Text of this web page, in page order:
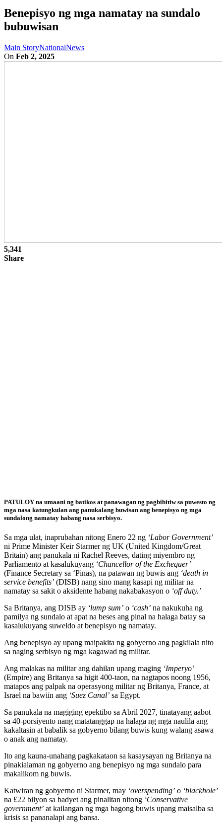
Benepisyo ng mga namatay na sundalo
bubuwisan
Main StoryNationalNews
On Feb 2, 2025
5,341
Share
PATULOY na umaani ng batikos at panawagan ng pagbibitiw sa puwesto ng
mga nasa katungkulan ang panukalang buwisan ang benepisyo ng mga
sundalong namatay habang nasa serbisyo.
Sa mga ulat, inaprubahan nitong Enero 22 ng ‘Labor Government’
ni Prime Minister Keir Starmer ng UK (United Kingdom/Great
Britain) ang panukala ni Rachel Reeves, dating miyembro ng
Parliamento at kasalukuyang ‘Chancellor of the Exchequer’
(Finance Secretary sa ‘Pinas), na patawan ng buwis ang ‘death in
service benefits’ (DISB) nang sino mang kasapi ng militar na
namatay sa sakit o aksidente habang nakabakasyon o ‘off duty.’
Sa Britanya, ang DISB ay ‘lump sum’ o ‘cash’ na nakukuha ng
pamilya ng sundalo at apat na beses ang pinal na halaga batay sa
kasalukuyang suweldo at benepisyo ng namatay.
Ang benepisyo ay upang maipakita ng gobyerno ang pagkilala nito
sa naging serbisyo ng mga kagawad ng militar.
Ang malakas na militar ang dahilan upang maging ‘Imperyo’
(Empire) ang Britanya sa higit 400-taon, na nagtapos noong 1956,
matapos ang palpak na operasyong militar ng Britanya, France, at
Israel na bawiin ang ‘Suez Canal’ sa Egypt.
Sa panukala na magiging epektibo sa Abril 2027, tinatayang aabot
sa 40-porsiyento nang matatanggap na halaga ng mga naulila ang
kakaltasin at babalik sa gobyerno bilang buwis kung walang asawa
o anak ang namatay.
Ito ang kauna-unahang pagkakataon sa kasaysayan ng Britanya na
pinakialaman ng gobyerno ang benepisyo ng mga sundalo para
makalikom ng buwis.
Katwiran ng gobyerno ni Starmer, may ‘overspending’ o ‘blackhole’
na £22 bilyon sa badyet ang pinalitan nitong ‘Conservative
government’ at kailangan ng mga bagong buwis upang maisalba sa
krisis sa pananalapi ang bansa.